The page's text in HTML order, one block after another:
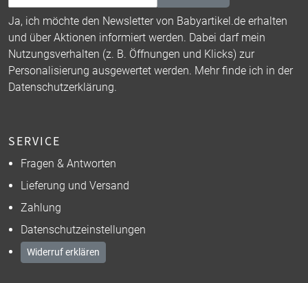
Ja, ich möchte den Newsletter von Babyartikel.de erhalten
und über Aktionen informiert werden. Dabei darf mein
Nutzungsverhalten (z. B. Öffnungen und Klicks) zur
Personalisierung ausgewertet werden. Mehr finde ich in der
Datenschutzerklärung.
SERVICE
Fragen & Antworten
Lieferung und Versand
Zahlung
Datenschutzeinstellungen
Widerruf erklären